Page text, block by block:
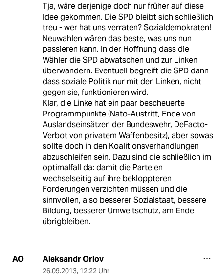
Tja, wäre derjenige doch nur früher auf diese
Idee gekommen. Die SPD bleibt sich schließlich
treu - wer hat uns verraten? Sozialdemokraten!
Neuwahlen wären das beste, was uns nun
passieren kann. In der Hoffnung dass die
Wähler die SPD abwatschen und zur Linken
überwandern. Eventuell begreift die SPD dann
dass soziale Politik nur mit den Linken, nicht
gegen sie, funktionieren wird.
Klar, die Linke hat ein paar bescheuerte
Programmpunkte (Nato-Austritt, Ende von
Auslandseinsätzen der Bundeswehr, DeFacto-
Verbot von privatem Waffenbesitz), aber sowas
sollte doch in den Koalitionsverhandlungen
abzuschleifen sein. Dazu sind die schließlich im
optimalfall da: damit die Parteien
wechselseitig auf ihre bekloppteren
Forderungen verzichten müssen und die
sinnvollen, also besserer Sozialstaat, bessere
Bildung, besserer Umweltschutz, am Ende
übrigbleiben.
AO Aleksandr Orlov
26.09.2013, 12:22 Uhr